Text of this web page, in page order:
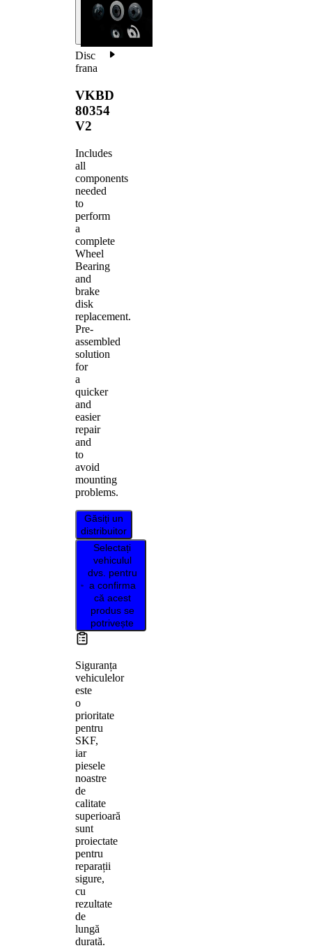
Disc
frana
VKBD
80354
V2
Includes
all
components
needed
to
perform
a
complete
Wheel
Bearing
and
brake
disk
replacement.
Pre-
assembled
solution
for
a
quicker
and
easier
repair
and
to
avoid
mounting
problems.
Găsiți un
distribuitor
Selectați
vehiculul
dvs. pentru
a confirma
că acest
produs se
potrivește
Siguranța
vehiculelor
este
o
prioritate
pentru
SKF,
iar
piesele
noastre
de
calitate
superioară
sunt
proiectate
pentru
reparații
sigure,
cu
rezultate
de
lungă
durată.